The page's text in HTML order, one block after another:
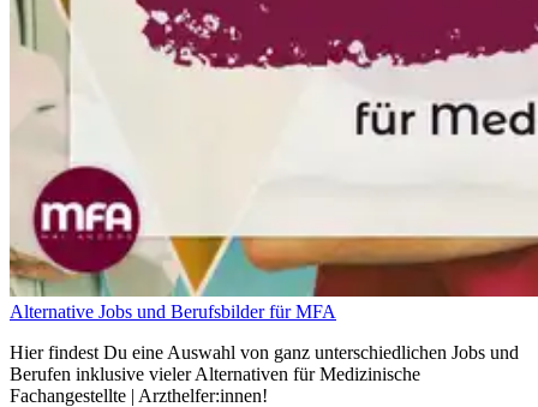
Alternative Jobs und Berufsbilder für MFA
Hier findest Du eine Auswahl von ganz unterschiedlichen Jobs und
Berufen inklusive vieler Alternativen für Medizinische
Fachangestellte | Arzthelfer:innen!